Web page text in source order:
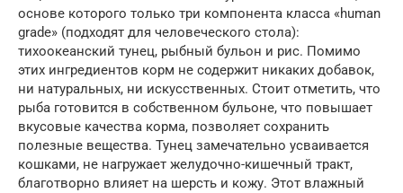
основе которого только три компонента класса «human
grade» (подходят для человеческого стола):
тихоокеанский тунец, рыбный бульон и рис. Помимо
этих ингредиентов корм не содержит никаких добавок,
ни натуральных, ни искусственных. Стоит отметить, что
рыба готовится в собственном бульоне, что повышает
вкусовые качества корма, позволяет сохранить
полезные вещества. Тунец замечательно усваивается
кошками, не нагружает желудочно-кишечный тракт,
благотворно влияет на шерсть и кожу. Этот влажный